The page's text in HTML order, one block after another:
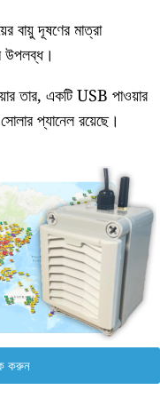
বায়ু দূষণের মাত্রা
উপলব্ধ।
তার, একটি USB পাওয়ার
প্যানেল রয়েছে।
করুন